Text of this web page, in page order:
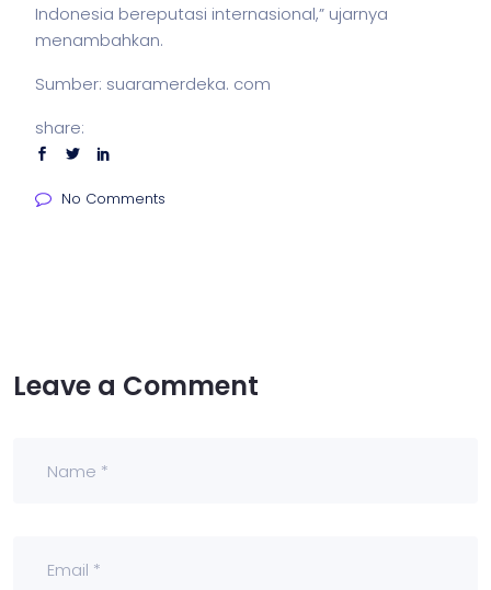
Indonesia bereputasi internasional,” ujarnya
menambahkan.
Sumber: suaramerdeka. com
share:
No Comments
Leave a Comment